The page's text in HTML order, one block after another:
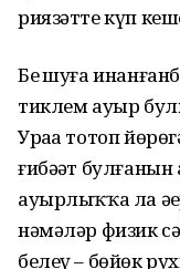
риязәтте күп
Беҙ шуға
тиклем ауыр
Ураҙа тотоп
ғибәҙәт
ауырлыҡҡа ла
нәмәләр физик
белеү – бөйөк